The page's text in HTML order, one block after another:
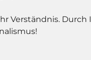
Verständnis.